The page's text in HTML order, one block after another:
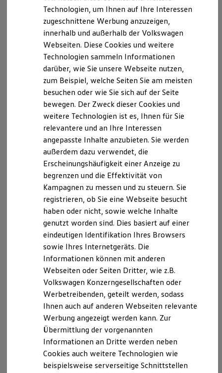
Laden Zuhause
Ladestationen finden
Ladezeitensimulator
Batterie
Sicherheit
Nachhaltigkeit
Technologie
Kosten und Kauf
Verbrauchskosten
Kaufoptionen
E-Auto-Förderung
Software und Konnektivität
Die ID. Software 6
ID. Software Versionen und Updates
Digitale Extras
Schnittstellen zu Ihrem ID.
Marke und Erlebnis
Volkswagen R und R Experience
R-Modelle
R Experience
Driving Experience
Volkswagen entdecken
Werkbesichtigung
Lifestyle Shop
T-Roc Kollektion
Golf Kollektion
Volkswagen Kollektion
R-Kollektion
GTI Kollektion
Fußball Drop
we drive football
#wedriveproud
Besitzer und Service
myVolkswagen
Software Updates
Service und Ersatzteile
Inspektion und HU/AU
, 1 von 5 , 2 von 5 , 3 von 5 , 4 von 5 , 5 von 5
Weitere Merkmale:
Farbe: Chrom
Set besteht aus vier Nabenkappen
Innendurchmesser ca. 53 mm,
Außendurchmesser ca. 66 mm
Passend für die gängigsten VolkswagenFelgen
mit Vorgänger Nabenkappe 5H0.601.171
Nicht geeignet für Lupo und Touareg
Leichtmetallfelgen sowie Leichtmetallfelgen mit
sternförmiger Nabenkappe oder mit
Nabenabdeckung, welche die Radschrauben
abdeckt
Fragen Sie die Dynamischen Nabenkappen gern bei Ihrem
Volkswagen Partner an.
Dynamische Nabenkappen anfragen
Technologien, um Ihnen auf Ihre Interessen
zugeschnittene Werbung anzuzeigen,
innerhalb und außerhalb der Volkswagen
Webseiten. Diese Cookies und weitere
Technologien sammeln Informationen
darüber, wie Sie unsere Webseite nutzen,
zum Beispiel, welche Seiten Sie am meisten
besuchen oder wie Sie sich auf der Seite
bewegen. Der Zweck dieser Cookies und
weitere Technologien ist es, Ihnen für Sie
relevantere und an Ihre Interessen
angepasste Inhalte anzubieten. Sie werden
außerdem dazu verwendet, die
Erscheinungshäufigkeit einer Anzeige zu
begrenzen und die Effektivität von
Kampagnen zu messen und zu steuern. Sie
registrieren, ob Sie eine Webseite besucht
haben oder nicht, sowie welche Inhalte
genutzt worden sind. Dies basiert auf einer
eindeutigen Identifikation Ihres Browsers
sowie Ihres Internetgeräts. Die
Informationen können mit anderen
Webseiten oder Seiten Dritter, wie z.B.
Volkswagen Konzerngesellschaften oder
Werbetreibenden, geteilt werden, sodass
Ihnen auch auf anderen Webseiten relevante
Werbung angezeigt werden kann. Zur
Übermittlung der vorgenannten
Informationen an Dritte werden neben
Cookies auch weitere Technologien wie
beispielsweise serverseitige Schnittstellen